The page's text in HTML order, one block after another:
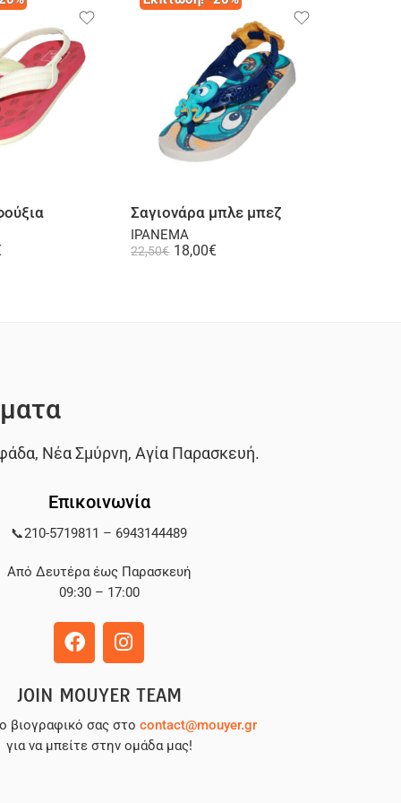
Σαγιονάρα μπλε μπεζ
IPANEMA
22,50€ 18,00€
, Νέα Σμύρνη, Αγία Παρασκευή.
Επικοινωνία
📞210-5719811 – 6943144489
Από Δευτέρα έως Παρασκευή
09:30 – 17:00
JOIN MOUYER TEAM
βιογραφικό σας στο contact@mouyer.gr
για να μπείτε στην ομάδα μας!